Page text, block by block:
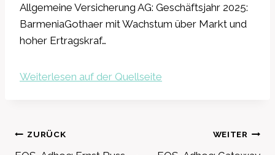
Allgemeine Versicherung AG: Geschäftsjahr 2025:
BarmeniaGothaer mit Wachstum über Markt und
hoher Ertragskraf…
Weiterlesen auf der Quellseite
Beitragsnavigation
ZURÜCK WEITER